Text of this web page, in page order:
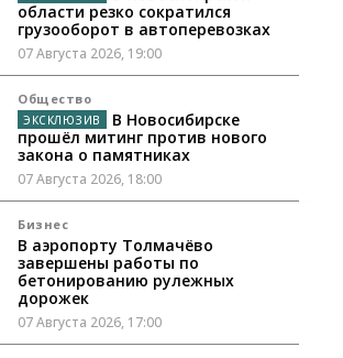
области резко сократился
грузооборот в автоперевозках
07 Августа 2026, 19:00
Общество
В Новосибирске
прошёл митинг против нового
закона о памятниках
07 Августа 2026, 18:00
Бизнес
В аэропорту Толмачёво
завершены работы по
бетонированию рулежных
дорожек
07 Августа 2026, 17:00